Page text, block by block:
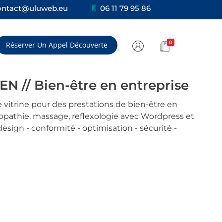
06 11 79 95 86
Réserver Un Appel Découverte 0
// Bien-être en entreprise
vitrine pour des prestations de bien-être en
massage, reflexologie avec Wordpress et
- conformité - optimisation - sécurité -